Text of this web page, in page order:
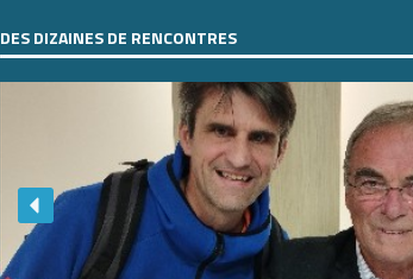
DES DIZAINES DE RENCONTRES